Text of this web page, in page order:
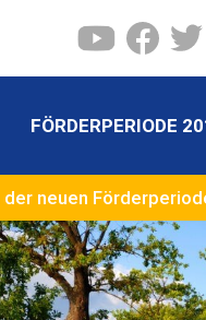
FÖRDERPERIODE
neuen